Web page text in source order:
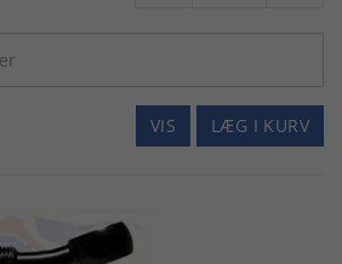
LÆG I KURV
VIS